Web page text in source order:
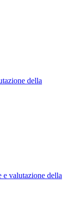
della
e valutazione della